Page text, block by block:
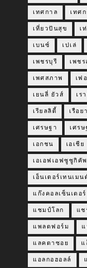
เทศกาล เทศ
เที่ยวปันสุข เ
เบนซ์ เปเล่
เพชรบุรี เพช
เพศสภาพ เฟ
เยนลี่ ยัวส์ เร
เรียลลิตี้ เรือย
เศรษฐา เศร
เอกชน เอเชีย
เอเอฟเอฟซูซูกิคัพ
เอ็นเตอร์เทนเม
แก๊งคอลเซ็นเตอร์
แชมป์โลก แช
แพลตฟอร์ม
แลคตาซอย แ
แอลกอฮอลล์